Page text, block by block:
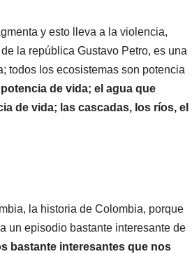
y esto lleva a la violencia,
la república Gustavo Petro, es una
todos los ecosistemas son potencia
de vida; el agua que
de vida; las cascadas, los ríos, el
la historia de Colombia, porque
un episodio bastante interesante de
bastante interesantes que nos